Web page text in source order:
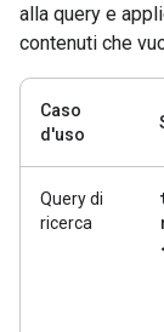
alla query e
contenuti che
Caso
d'uso
Query di
ricerca